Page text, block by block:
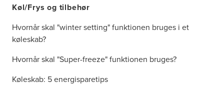
Køl/Frys og tilbehør
Hvornår skal "winter setting" funktionen bruges i et
køleskab?
Hvornår skal "Super-freeze" funktionen bruges?
Køleskab: 5 energisparetips